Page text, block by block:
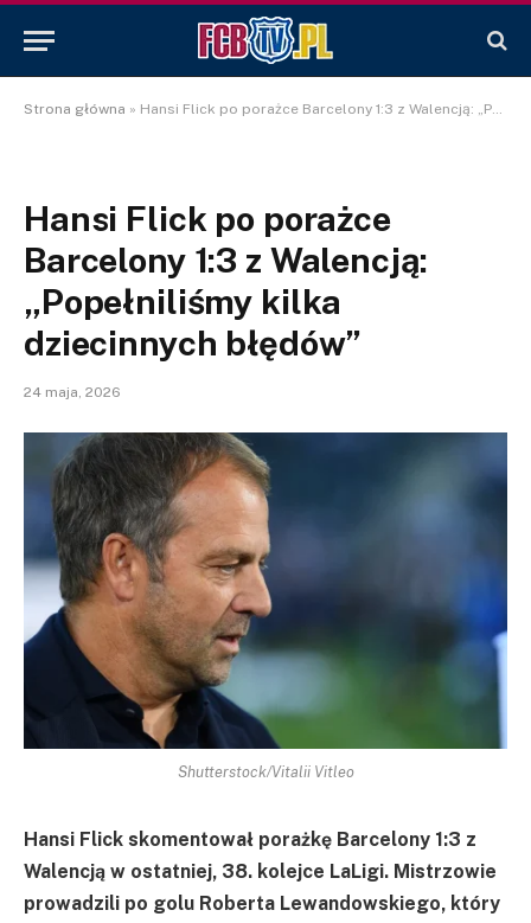
Strona główna » Hansi Flick po porażce Barcelony 1:3 z Walencją: „Popełniliśmy kilka dziecinnych błędów”
Hansi Flick po porażce
Barcelony 1:3 z Walencją:
„Popełniliśmy kilka
dziecinnych błędów”
24 maja, 2026
Shutterstock/Vitalii Vitleo
Hansi Flick skomentował porażkę Barcelony 1:3 z
Walencją w ostatniej, 38. kolejce LaLigi. Mistrzowie
prowadzili po golu Roberta Lewandowskiego, który